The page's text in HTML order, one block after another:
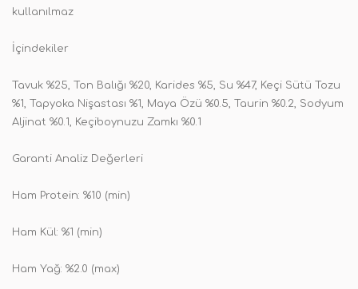
kullanılmaz
İçindekiler
Tavuk %25, Ton Balığı %20, Karides %5, Su %47, Keçi Sütü Tozu
%1, Tapyoka Nişastası %1, Maya Özü %0.5, Taurin %0.2, Sodyum
Aljinat %0.1, Keçiboynuzu Zamkı %0.1
Garanti Analiz Değerleri
Ham Protein: %10 (min)
Ham Kül: %1 (min)
Ham Yağ: %2.0 (max)